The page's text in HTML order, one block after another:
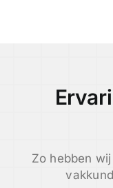
Zo hebben